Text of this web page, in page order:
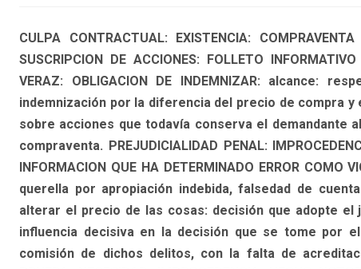
CULPA CONTRACTUAL: EXISTENCIA:
SUSCRIPCION DE ACCIONES: FOLLETO
VERAZ: OBLIGACION DE INDEMNIZAR: alcance:
indemnización por la diferencia del precio de compra
sobre acciones que todavía conserva el demandante
compraventa. PREJUDICIALIDAD PENAL:
INFORMACION QUE HA DETERMINADO ERROR
querella por apropiación indebida, falsedad de
alterar el precio de las cosas: decisión que adopte
influencia decisiva en la decisión que se tome por
comisión de dichos delitos, con la falta de